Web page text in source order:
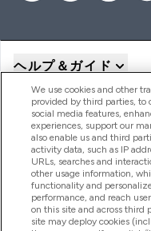
ヘルプ＆ガイド
商品について
会社概要
特典＆ポイント
We use cookies and other
provided by third parties, to
social media features,
experiences, support our
also enable us and third
activity data, such as IP
URLs, searches and
other usage information,
functionality and
performance, and reach
on this site and across third
site may deploy cookies